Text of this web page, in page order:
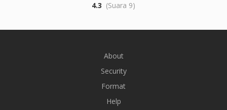
4.3 (Suara 9)
About
Security
Format
Help